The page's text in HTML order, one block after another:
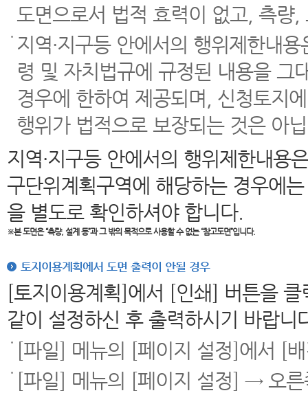
도면으로서 법적 효력이 없고, 측량
지역·지구등 안에서의 행위제한내
령 및 자치법규에 규정된 내용을 그
경우에 한하여 제공되며, 신청토지
행위가 법적으로 보장되는 것은 아
지역·지구등 안에서의 행위제한내용
구단위계획구역에 해당하는 경우에
을 별도로 확인하셔야 합니다.
※본 도면은“측량, 설계 등”과 그 밖의 목적으로 사용할 수 없는 “참고도면”입니다.
토지이용계획에서 도면 출력이 안될 경우
[토지이용계획]에서 [인쇄] 버튼을
같이 설정하신 후 출력하시기 바랍니
[파일] 메뉴의 [페이지 설정]에서 [
[파일] 메뉴의 [페이지 설정] → 오